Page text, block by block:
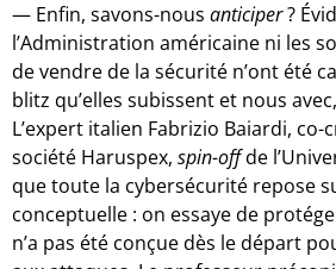
— Enfin, savons-nous anticiper?
l’Administration américaine ni les
de vendre de la sécurité n’ont été
blitz qu’elles subissent et nous
L’expert italien Fabrizio Baiardi,
société Haruspex, spin-offde
que toute la cybersécurité repose
conceptuelle : on essaye de
n’a pas été conçue dès le départ